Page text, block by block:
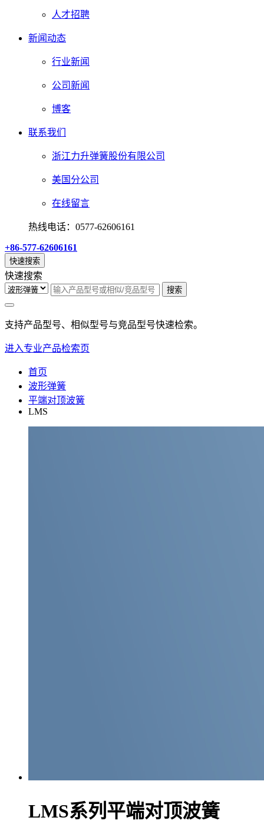
人才招聘
新闻动态
行业新闻
公司新闻
博客
联系我们
浙江力升弹簧股份有限公司
美国分公司
在线留言
热线电话：0577-62606161
+86-577-62606161
快速搜索
快速搜索
搜索
支持产品型号、相似型号与竞品型号快速检索。
进入专业产品检索页
首页
波形弹簧
平端对顶波簧
LMS
LMS系列平端对顶波簧